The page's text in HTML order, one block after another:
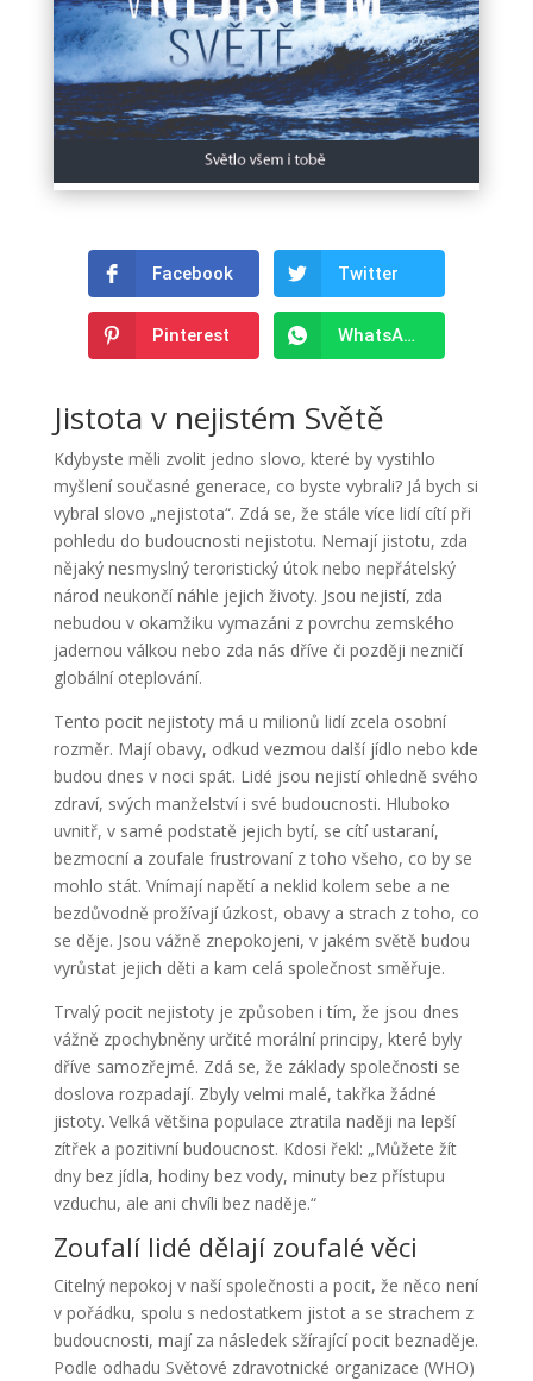
Facebook Twitter
Pinterest WhatsApp
Jistota v nejistém Světě
Kdybyste měli zvolit jedno slovo, které by vystihlo
myšlení současné generace, co byste vybrali? Já bych si
vybral slovo „nejistota“. Zdá se, že stále více lidí cítí při
pohledu do budoucnosti nejistotu. Nemají jistotu, zda
nějaký nesmyslný teroristický útok nebo nepřátelský
národ neukončí náhle jejich životy. Jsou nejistí, zda
nebudou v okamžiku vymazáni z povrchu zemského
jadernou válkou nebo zda nás dříve či později nezničí
globální oteplování.
Tento pocit nejistoty má u milionů lidí zcela osobní
rozměr. Mají obavy, odkud vezmou další jídlo nebo kde
budou dnes v noci spát. Lidé jsou nejistí ohledně svého
zdraví, svých manželství i své budoucnosti. Hluboko
uvnitř, v samé podstatě jejich bytí, se cítí ustaraní,
bezmocní a zoufale frustrovaní z toho všeho, co by se
mohlo stát. Vnímají napětí a neklid kolem sebe a ne
bezdůvodně prožívají úzkost, obavy a strach z toho, co
se děje. Jsou vážně znepokojeni, v jakém světě budou
vyrůstat jejich děti a kam celá společnost směřuje.
Trvalý pocit nejistoty je způsoben i tím, že jsou dnes
vážně zpochybněny určité morální principy, které byly
dříve samozřejmé. Zdá se, že základy společnosti se
doslova rozpadají. Zbyly velmi malé, takřka žádné
jistoty. Velká většina populace ztratila naději na lepší
zítřek a pozitivní budoucnost. Kdosi řekl: „Můžete žít
dny bez jídla, hodiny bez vody, minuty bez přístupu
vzduchu, ale ani chvíli bez naděje.“
Zoufalí lidé dělají zoufalé věci
Citelný nepokoj v naší společnosti a pocit, že něco není
v pořádku, spolu s nedostatkem jistot a se strachem z
budoucnosti, mají za následek sžírající pocit beznaděje.
Podle odhadu Světové zdravotnické organizace (WHO)